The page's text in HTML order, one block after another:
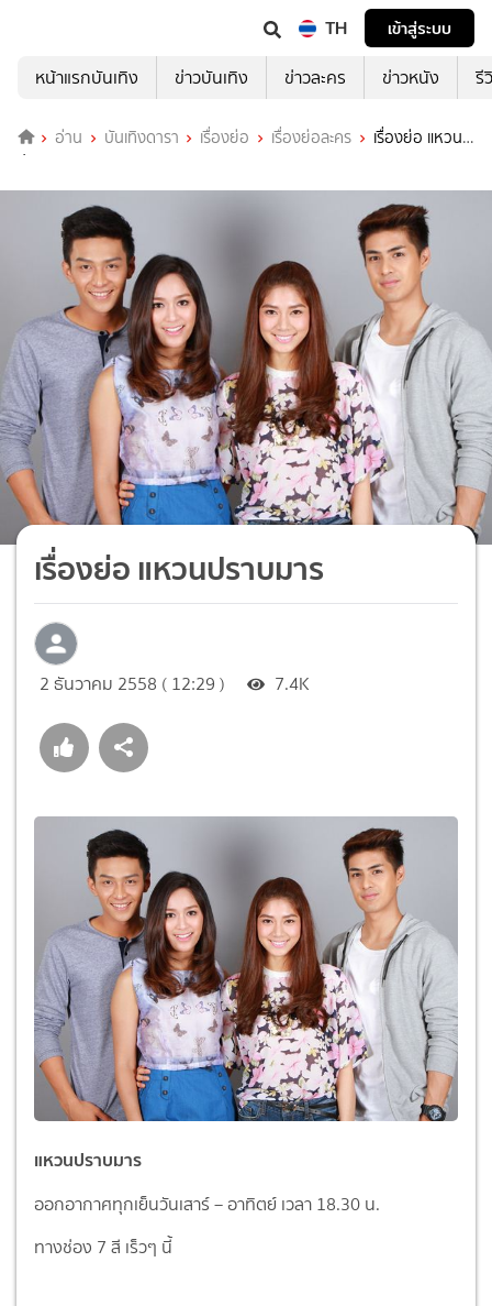
TH
เข้าสู่ระบบ
หน้าแรกบันเทิง
ข่าวบันเทิง ข่าวละคร ข่าวหนัง รี
อ่าน บันเทิงดารา เรื่องย่อ เรื่องย่อละคร
เรื่องย่อ แหวน
ปราบมาร
เรื่องย่อ แหวนปราบมาร
2 ธันวาคม 2558 ( 12:29 ) 7.4K
แหวนปราบมาร
ออกอากาศทุกเย็นวันเสาร์ – อาทิตย์ เวลา 18.30 น.
ทางช่อง 7 สี เร็วๆ นี้